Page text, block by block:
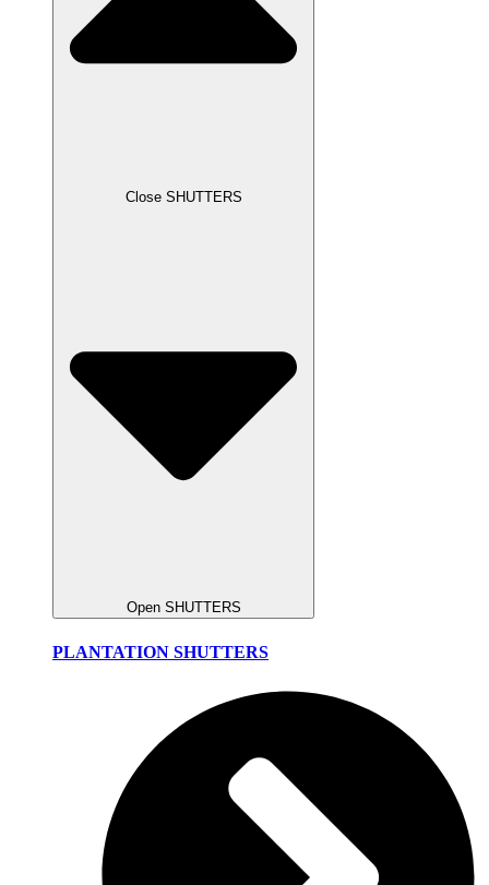
Close SHUTTERS
Open SHUTTERS
PLANTATION SHUTTERS